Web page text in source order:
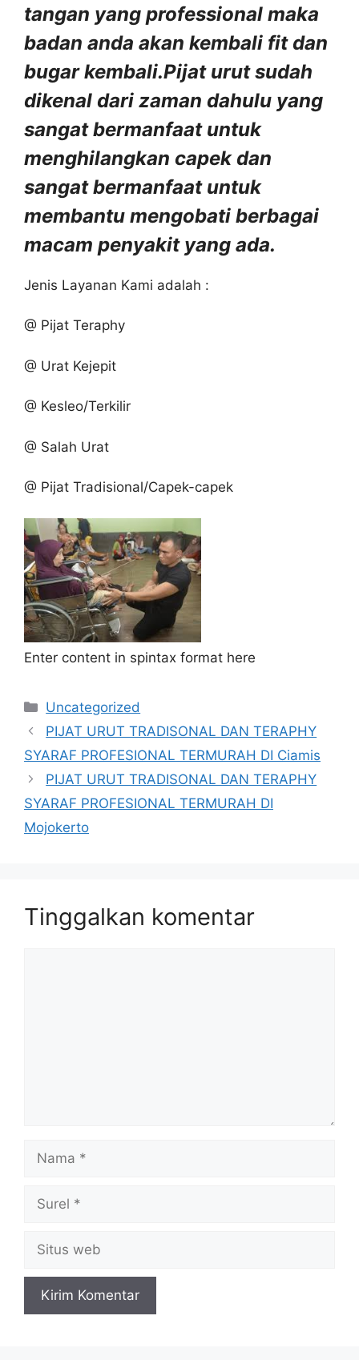
tangan yang professional maka
badan anda akan kembali fit dan
bugar kembali.Pijat urut sudah
dikenal dari zaman dahulu yang
sangat bermanfaat untuk
menghilangkan capek dan
sangat bermanfaat untuk
membantu mengobati berbagai
macam penyakit yang ada.
Jenis Layanan Kami adalah :
@ Pijat Teraphy
@ Urat Kejepit
@ Kesleo/Terkilir
@ Salah Urat
@ Pijat Tradisional/Capek-capek
Enter content in spintax format here
Kategori
Uncategorized
PIJAT URUT TRADISONAL DAN TERAPHY
SYARAF PROFESIONAL TERMURAH DI Ciamis
PIJAT URUT TRADISONAL DAN TERAPHY
SYARAF PROFESIONAL TERMURAH DI
Mojokerto
Tinggalkan komentar
web